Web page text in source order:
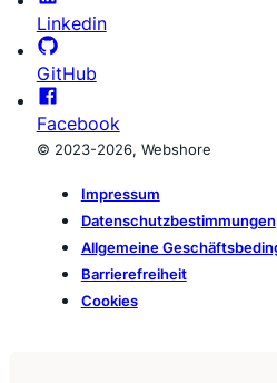
Linkedin
GitHub
Facebook
© 2023-2026, Webshore
Impressum
Datenschutzbestimmungen
Allgemeine
Barrierefreiheit
Cookies